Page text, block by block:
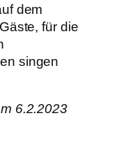
dem
für die
singen
6.2.2023